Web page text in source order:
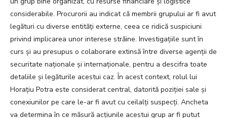
considerabile. Procurorii au indicat că membrii grupului ar fi avut
legături cu diverse entități externe, ceea ce ridică suspiciuni
privind implicarea unor interese străine. Investigațiile sunt în
curs și au presupus o colaborare extinsă între diverse agenții de
securitate naționale și internaționale, pentru a descifra toate
detaliile și legăturile acestui caz. În acest context, rolul lui
Horațiu Potra este considerat central, datorită poziției sale și
conexiunilor pe care le-ar fi avut cu ceilalți suspecți. Ancheta
va determina în ce măsură acțiunile acestui grup ar fi putut